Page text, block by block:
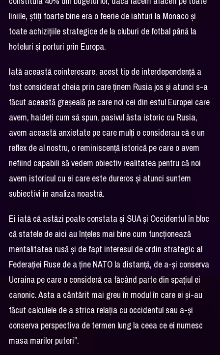
liniile, știți foarte bine era o feerie de iahturi la Monaco și
toate achizițiile strategice de la cluburi de fotbal până la
hoteluri și porturi prin Europa.
Iată această cointeresare, acest tip de interdependență a
fost considerat cheia prin care ținem Rusia jos și atunci s-a
făcut această greșeală pe care noi cei din estul Europei care
avem, haideți cum să spun, pasivul ăsta istoric cu Rusia,
avem această anxietate pe care mulți o considerau că e un
reflex de al nostru, o reminiscență istorică pe care o avem
nefiind capabili să vedem obiectiv realitatea pentru că noi
avem istoricul cu ei care este dureros și atunci suntem
subiectivi în analiza noastră.
Ei iată că astăzi poate constata și SUA și Occidentul în bloc
că statele de aici au înțeles mai bine cum funcționează
mentalitatea rusă și de fapt interesul de ordin strategic al
Federației Ruse de a ține NATO la distanță, de a-și conserva
Ucraina pe care o consideră ca făcând parte din spațiul ei
canonic. Asta a cântărit mai greu în modul în care ei și-au
făcut calculele de a strica relația cu occidentul sau a-și
conserva perspectiva de termen lung la ceea ce ei numesc
masa marilor puteri”.